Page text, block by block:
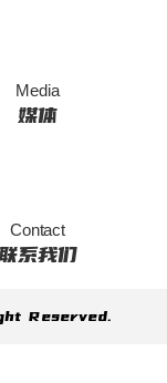
Media
媒体
Contact
系我们
Reserved.